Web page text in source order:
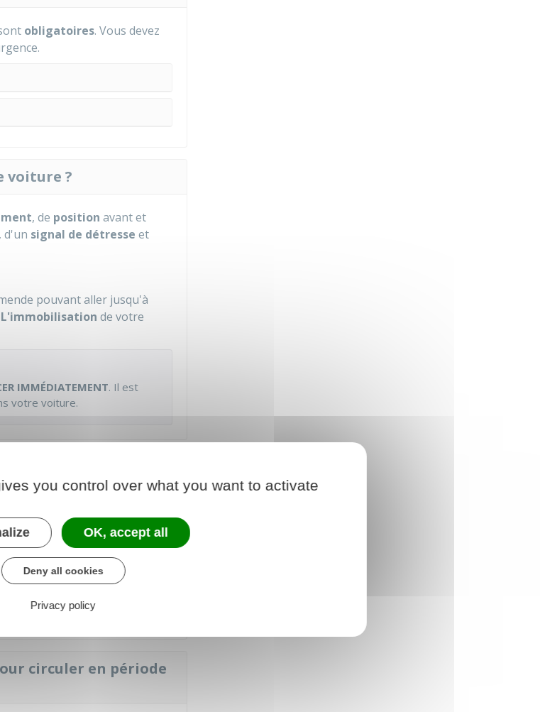
obligatoires. Vous devez
voiture ?
, de position avant et
, d'un signal de détresse et
pouvant aller jusqu'à
L'immobilisation de votre
IMMÉDIATEMENT. Il est
votre voiture.
dans sa voiture ?
750 €. En général, il
circuler en période
you control over what you want to activate
OK, accept all
Deny all cookies
Privacy policy